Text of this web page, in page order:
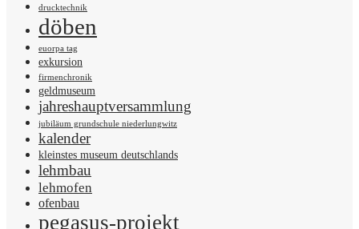
drucktechnik
döben
euorpa tag
exkursion
firmenchronik
geldmuseum
jahreshauptversammlung
jubiläum grundschule niederlungwitz
kalender
kleinstes museum deutschlands
lehmbau
lehmofen
ofenbau
pegasus-projekt